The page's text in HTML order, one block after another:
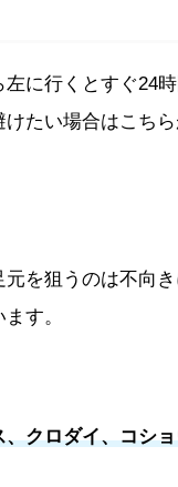
に行くとすぐ24
たい場合はこち
を狙うのは不向
す。
クロダイ、コシ